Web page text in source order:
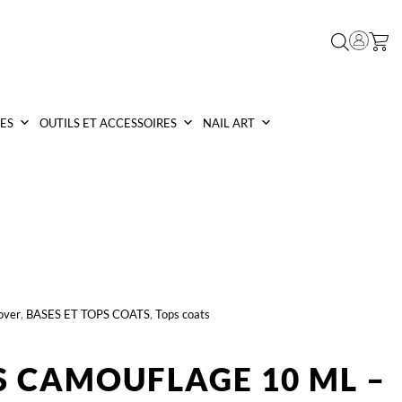
OUTILS ET ACCESSOIRES NAIL ART
, BASES ET TOPS COATS, Tops coats
CAMOUFLAGE 10 ML –